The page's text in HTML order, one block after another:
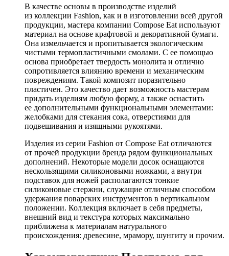
В качестве основы в производстве изделий
из коллекции Fashion, как и в изготовлении всей другой
продукции, мастера компании Compose Eat используют
материал на основе крафтовой и декоративной бумаги.
Она измельчается и пропитывается экологическим
чистыми термопластичными смолами. С ее помощью
основа приобретает твердость монолита и отлично
сопротивляется влиянию времени и механическим
повреждениям. Такой композит поразительно
пластичен. Это качество дает возможность мастерам
придать изделиям любую форму, а также оснастить
ее дополнительными функциональными элементами:
желобками для стекания сока, отверстиями для
подвешивания и изящными рукоятями.
Изделия из серии Fashion от Compose Eat отличаются
от прочей продукции бренда рядом функциональных
дополнений. Некоторые модели досок оснащаются
нескользящими силиконовыми ножками, а внутри
подставок для ножей располагаются тонкие
силиконовые стержни, служащие отличным способом
удержания поварских инструментов в вертикальном
положении. Коллекция включает в себя предметы,
внешний вид и текстура которых максимально
приближена к материалам натурального
происхождения: древесине, мрамору, шунгиту и прочим.